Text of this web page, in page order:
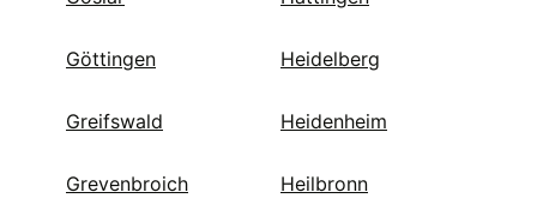
Göttingen
Greifswald
Grevenbroich
Heidelberg
Heidenheim
Heilbronn